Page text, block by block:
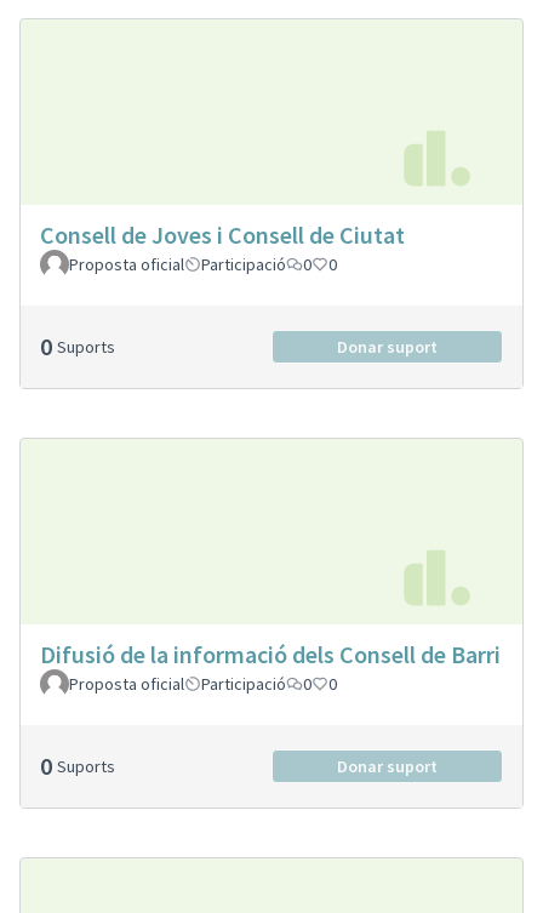
Consell de Joves i Consell de Ciutat
Proposta oficial Participació 0 0
0 Suports Donar suport
Difusió de la informació dels Consell de Barri
Proposta oficial Participació 0 0
0 Suports Donar suport